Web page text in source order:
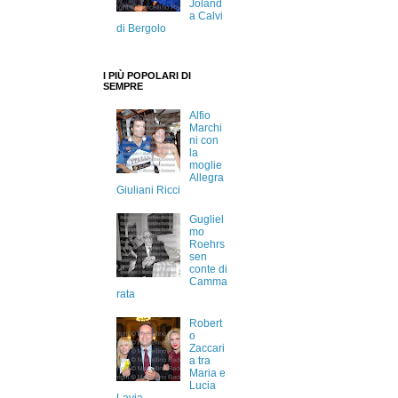
Joland
a Calvi
di Bergolo
I PIÙ POPOLARI DI
SEMPRE
Alfio
Marchi
ni con
la
moglie
Allegra
Giuliani Ricci
Gugliel
mo
Roehrs
sen
conte di
Camma
rata
Robert
o
Zaccari
a tra
Maria e
Lucia